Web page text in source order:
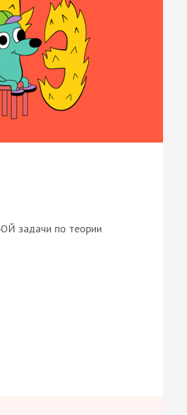
задачи по теории